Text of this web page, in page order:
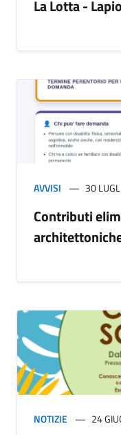
La Lotta -
AVVISI 30
Contributi
NOTIZIE 24